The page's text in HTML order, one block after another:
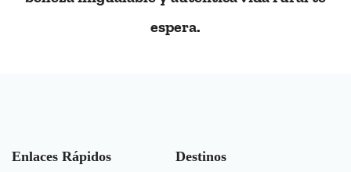
espera.
Enlaces Rápidos Destinos